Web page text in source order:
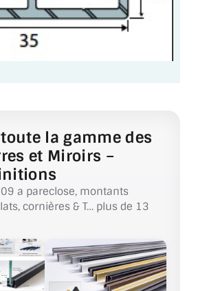
QUINCAILLERIE
DE VERRE
ASSEMBLAGE DE VERRES
DE PORTE EN VERRE
la gamme des
et Miroirs –
a pareclose, montants
cornières & T… plus de 13